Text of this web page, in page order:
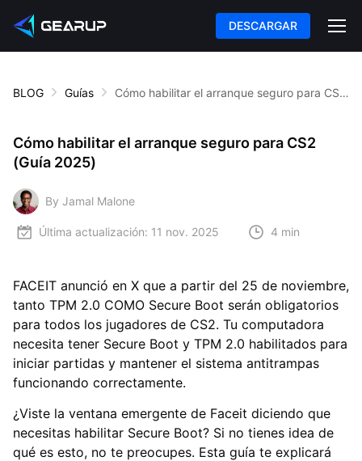
DESCARGAR
BLOG Guías Cómo habilitar el arranque seguro para CS2 (Guía 2025)
Cómo habilitar el arranque seguro para CS2
(Guía 2025)
By Jamal Malone
Última actualización: 11 nov. 2025 4 min
FACEIT anunció en X que a partir del 25 de noviembre,
tanto TPM 2.0 COMO Secure Boot serán obligatorios
para todos los jugadores de CS2. Tu computadora
necesita tener Secure Boot y TPM 2.0 habilitados para
iniciar partidas y mantener el sistema antitrampas
funcionando correctamente.
¿Viste la ventana emergente de Faceit diciendo que
necesitas habilitar Secure Boot? Si no tienes idea de
qué es esto, no te preocupes. Esta guía te explicará